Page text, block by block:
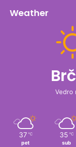
Weather
Vedro
37 ℃
pet
35 ℃
sub